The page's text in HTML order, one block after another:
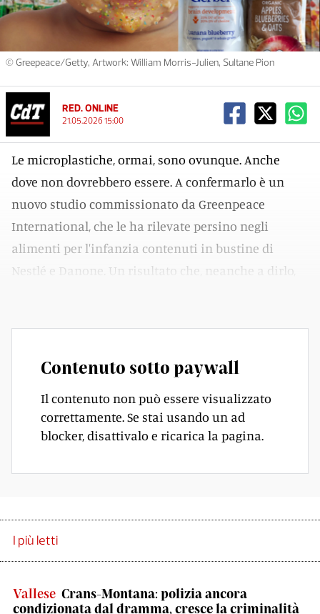
© Greepeace/Getty, Artwork: William Morris-Julien, Sultane Pion
RED. ONLINE
21.05.2026 15:00
Le microplastiche, ormai, sono ovunque. Anche
dove non dovrebbero essere. A confermarlo è un
nuovo studio commissionato da Greenpeace
International, che le ha rilevate persino negli
alimenti per l'infanzia contenuti in bustine di
Nestlé e Danone. Un risultato che, neanche a dirlo,
Contenuto sotto paywall
Il contenuto non può essere visualizzato
correttamente. Se stai usando un ad
blocker, disattivalo e ricarica la pagina.
I più letti
Vallese Crans-Montana: polizia ancora
condizionata dal dramma, cresce la criminalità